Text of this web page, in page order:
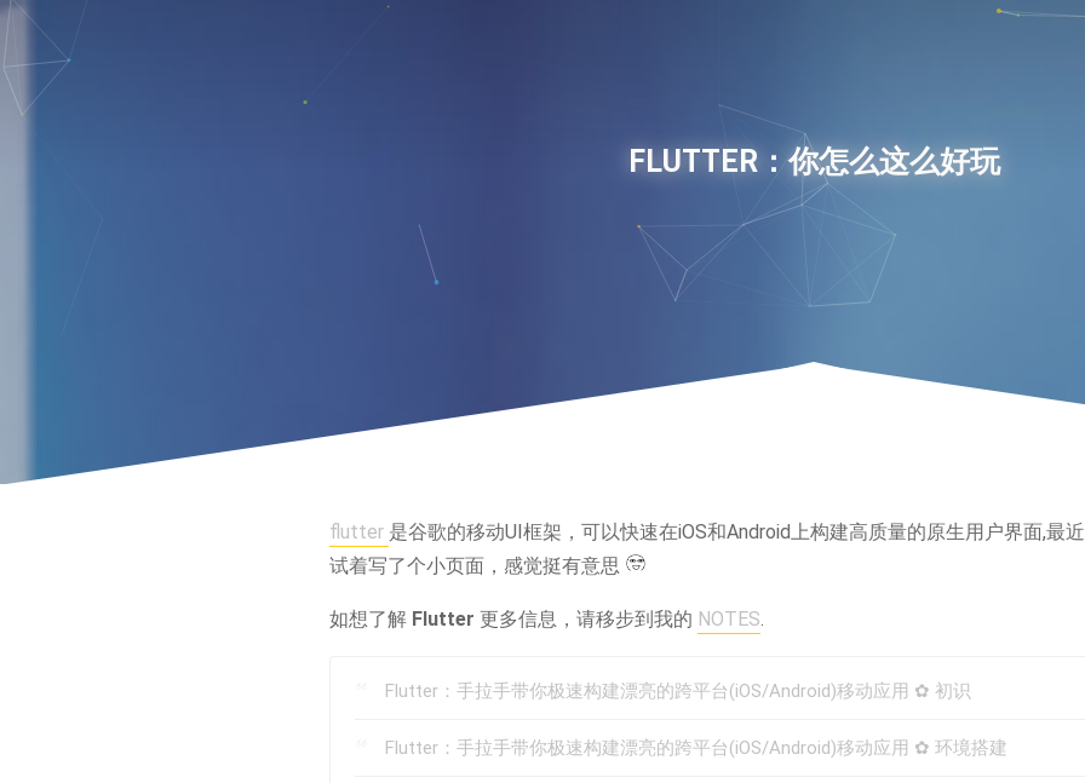
FLUTTER：你怎么这么好玩
flutter 是谷歌的移动UI框架，可以快速在iOS和Android上构建高质量的原生用户界面,最
试着写了个小页面，感觉挺有意思
如想了解 Flutter 更多信息，请移步到我的 NOTES.
Flutter：手拉手带你极速构建漂亮的跨平台(iOS/Android)移动应用 ✿ 初识
Flutter：手拉手带你极速构建漂亮的跨平台(iOS/Android)移动应用 ✿ 环境搭建